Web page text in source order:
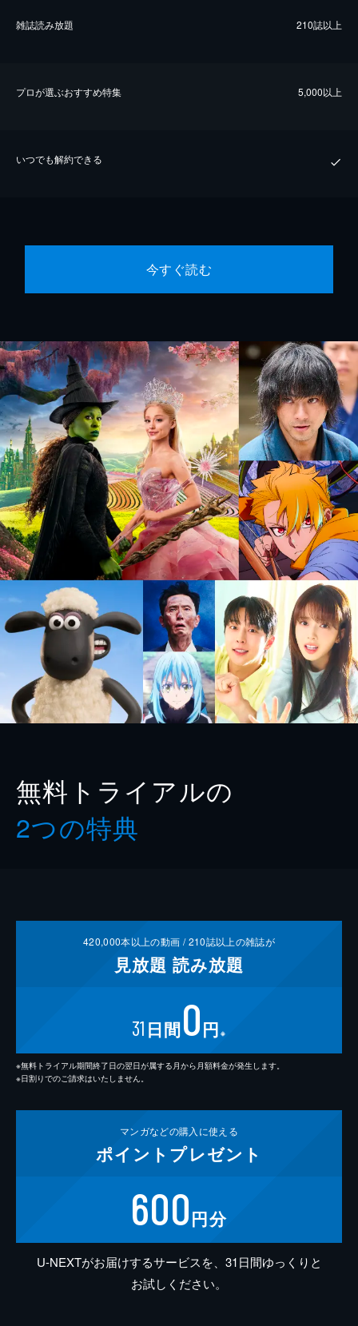
雑誌読み放題 210誌以上
プロが選ぶおすすめ特集 5,000以上
いつでも解約できる
今すぐ読む
無料トライアルの
2つの特典
420,000本以上の動画 /210誌以上の雑誌が
見放題 読み放題
31 日間0円 ※
※無料トライアル期間終了日の翌日が属する月から月額料金が発生します。
※日割りでのご請求はいたしません。
マンガなどの購入に使える
ポイント プレゼント
600円分
U-NEXTがお届けするサービスを、31日間ゆっくりと
お試しください。